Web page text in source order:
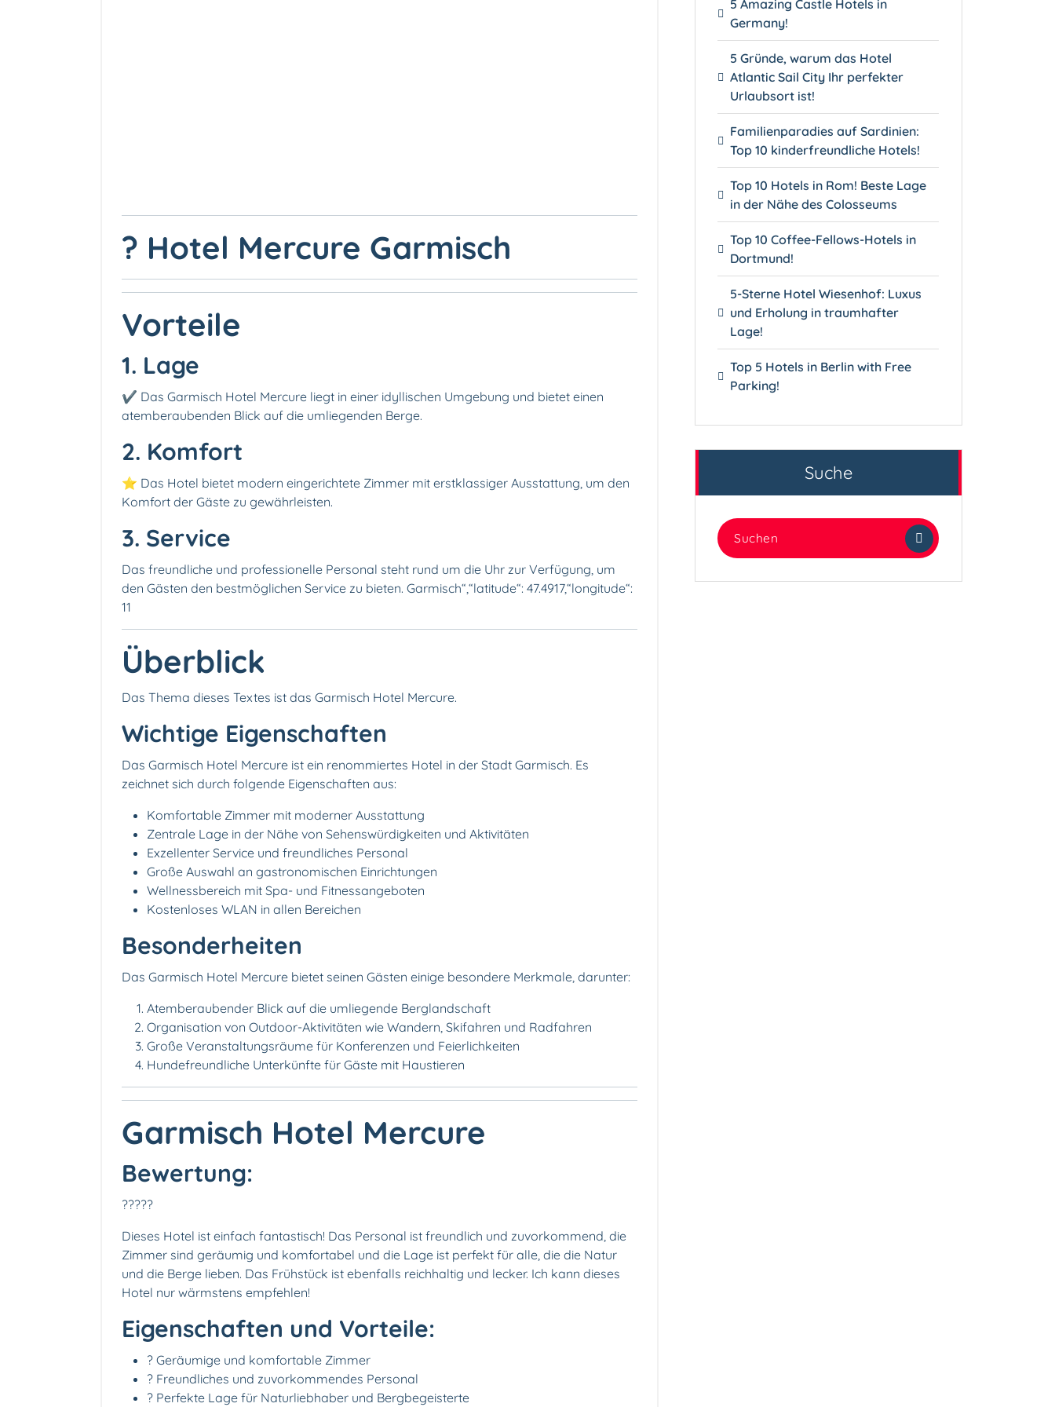
? Hotel Mercure Garmisch
Vorteile
1. Lage
✔️ Das Garmisch Hotel Mercure liegt in einer idyllischen Umgebung und bietet einen
atemberaubenden Blick auf die umliegenden Berge.
2. Komfort
⭐️ Das Hotel bietet modern eingerichtete Zimmer mit erstklassiger Ausstattung, um den
Komfort der Gäste zu gewährleisten.
3. Service
Das freundliche und professionelle Personal steht rund um die Uhr zur Verfügung, um
den Gästen den bestmöglichen Service zu bieten. Garmisch“,“latitude“: 47.4917,“longitude“:
11
Überblick
Das Thema dieses Textes ist das Garmisch Hotel Mercure.
Wichtige Eigenschaften
Das Garmisch Hotel Mercure ist ein renommiertes Hotel in der Stadt Garmisch. Es
zeichnet sich durch folgende Eigenschaften aus:
Komfortable Zimmer mit moderner Ausstattung
Zentrale Lage in der Nähe von Sehenswürdigkeiten und Aktivitäten
Exzellenter Service und freundliches Personal
Große Auswahl an gastronomischen Einrichtungen
Wellnessbereich mit Spa- und Fitnessangeboten
Kostenloses WLAN in allen Bereichen
Besonderheiten
Das Garmisch Hotel Mercure bietet seinen Gästen einige besondere Merkmale, darunter:
Atemberaubender Blick auf die umliegende Berglandschaft
Organisation von Outdoor-Aktivitäten wie Wandern, Skifahren und Radfahren
Große Veranstaltungsräume für Konferenzen und Feierlichkeiten
Hundefreundliche Unterkünfte für Gäste mit Haustieren
Garmisch Hotel Mercure
Bewertung:
?????
Dieses Hotel ist einfach fantastisch! Das Personal ist freundlich und zuvorkommend, die
Zimmer sind geräumig und komfortabel und die Lage ist perfekt für alle, die die Natur
und die Berge lieben. Das Frühstück ist ebenfalls reichhaltig und lecker. Ich kann dieses
Hotel nur wärmstens empfehlen!
Eigenschaften und Vorteile:
? Geräumige und komfortable Zimmer
? Freundliches und zuvorkommendes Personal
? Perfekte Lage für Naturliebhaber und Bergbegeisterte
5 Amazing Castle Hotels in
Germany!
5 Gründe, warum das Hotel
Atlantic Sail City Ihr perfekter
Urlaubsort ist!
Familienparadies auf Sardinien:
Top 10 kinderfreundliche Hotels!
Top 10 Hotels in Rom! Beste Lage
in der Nähe des Colosseums
Top 10 Coffee-Fellows-Hotels in
Dortmund!
5-Sterne Hotel Wiesenhof: Luxus
und Erholung in traumhafter
Lage!
Top 5 Hotels in Berlin with Free
Parking!
Suche
Suchen
nach: